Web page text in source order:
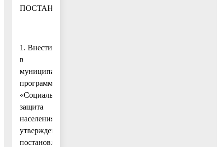
ПОСТАНОВЛЯЮ:
1. Внести
в
муниципальную
программу
«Социальная
защита
населения»,
утвержденную
постановлением